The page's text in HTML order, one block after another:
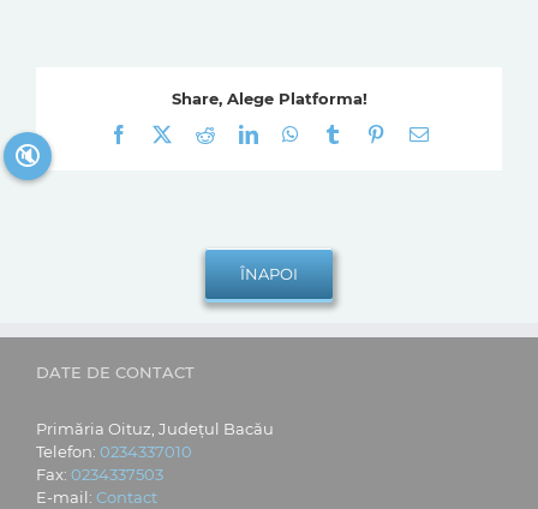
Share, Alege Platforma!
Facebook
RedditLinkedInWhatsApp
Tumblr Pinterest
E-
DATE DE CONTACT
Primăria Oituz, Județul Bacău
Telefon: 0234337010
Fax: 0234337503
E-mail: Contact
🔇